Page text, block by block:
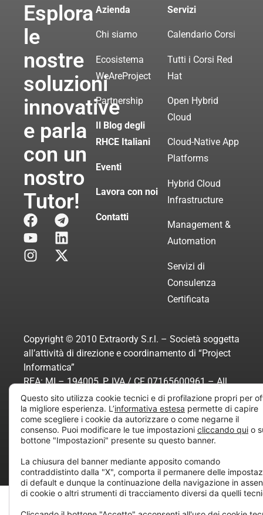
Esplora
le
nostre
soluzioni
innovative
e parla
con un
nostro
Tutor!
Azienda
Chi siamo
Ecosistema
WeAreProject
Partnership
Il Blog degli
RHCE Italiani
Eventi
Lavora con noi
Contatti
Servizi
Calendario Corsi
Tutti i Corsi Red
Hat
Open Hybrid
Cloud
Cloud-Native App
Platforms
Hybrid Cloud
Infrastructure
Management &
Automation
Servizi di
Consulenza
Certificata
Copyright © 2010 Extraordy S.r.l. – Società soggetta
all’attività di direzione e coordinamento di “Project
Informatica”
REA: MI – 194005, P. IVA / CF 07165600961 – All
rights reserved.
Privacy
Cookie
Dichiarazione di
Questo sito utilizza cookie tecnici e di profilazione propri per
la migliore esperienza. L’informativa estesa permette di capire
come scegliere i cookie da autorizzare o come negarne il
consenso. Puoi modificare le tue impostazioni cliccando qui o
bottone "Impostazioni" presente su questo banner.
La chiusura del banner mediante apposito comando
contraddistinto dalla "X", comporta il permanere delle
di default e dunque la continuazione della navigazione in
di cookie o altri strumenti di tracciamento diversi da quelli